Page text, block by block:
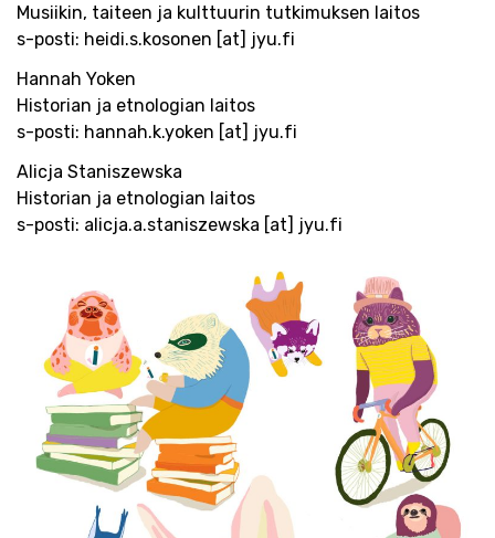
Musiikin, taiteen ja kulttuurin tutkimuksen laitos
s-posti: heidi.s.kosonen [at] jyu.fi
Hannah Yoken
Historian ja etnologian laitos
s-posti: hannah.k.yoken [at] jyu.fi
Alicja Staniszewska
Historian ja etnologian laitos
s-posti: alicja.a.staniszewska [at] jyu.fi